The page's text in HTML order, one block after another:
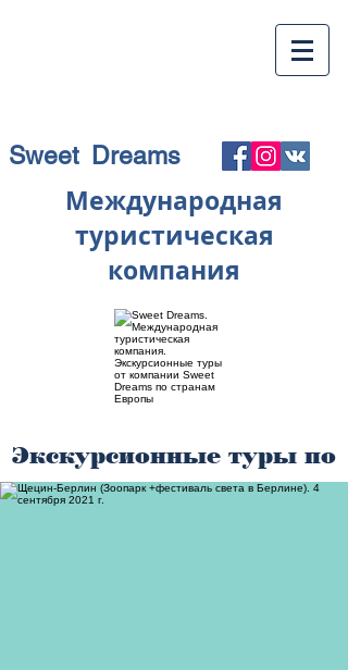
Sweet Dreams
Международная
туристическая
компания
Экскурсионные туры по
странам Европы